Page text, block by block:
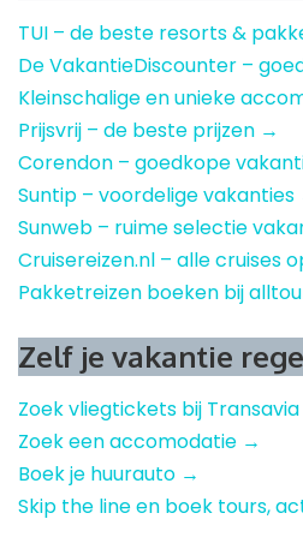
TUI – de beste resorts &
De VakantieDiscounter –
Kleinschalige en unieke
Prijsvrij – de beste prijzen →
Corendon – goedkope
Suntip – voordelige vakanties
Sunweb – ruime selectie
Cruisereizen.nl – alle cruises
Pakketreizen boeken bij
Zelf je vakantie
Zoek vliegtickets bij
Zoek een accomodatie →
Boek je huurauto →
Skip the line en boek tours,